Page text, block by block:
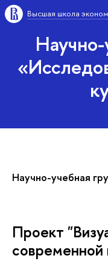
Высшая школа
Научно-
Научно-учебная
Проект
современной